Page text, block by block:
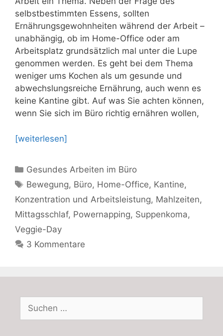
selbstbestimmten Essens, sollten
Ernährungsgewohnheiten während der Arbeit –
unabhängig, ob im Home-Office oder am
Arbeitsplatz grundsätzlich mal unter die Lupe
genommen werden. Es geht bei dem Thema
weniger ums Kochen als um gesunde und
abwechslungsreiche Ernährung, auch wenn es
keine Kantine gibt. Auf was Sie achten können,
wenn Sie sich im Büro richtig ernähren wollen,
[weiterlesen]
Kategorien
Gesundes Arbeiten im Büro
Schlagwörter
Bewegung, Büro, Home-Office, Kantine,
Konzentration und Arbeitsleistung, Mahlzeiten,
Mittagsschlaf, Powernapping, Suppenkoma,
Veggie-Day
3 Kommentare
nach: